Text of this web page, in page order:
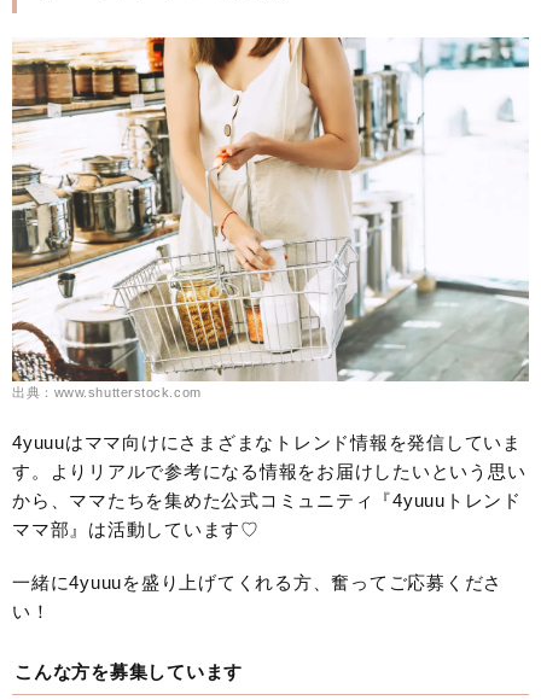
出典：www.shutterstock.com
4yuuuはママ向けにさまざまなトレンド情報を発信していま
す。よりリアルで参考になる情報をお届けしたいという思い
から、ママたちを集めた公式コミュニティ『4yuuuトレンド
ママ部』は活動しています♡
一緒に4yuuuを盛り上げてくれる方、奮ってご応募くださ
い！
こんな方を募集しています